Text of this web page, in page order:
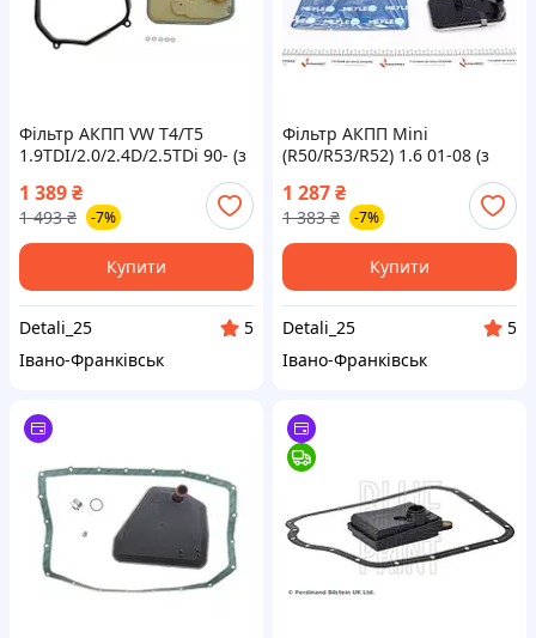
Фільтр АКПП VW T4/T5
1.9TDI/2.0/2.4D/2.5TDi 90- (з
прокладкою на 5 отворів)
HX147KIT Крос код V10-0384
1 389₴
1 493 ₴ -7%
Купити
Detali_25
5
Івано-Франківськ
Фільтр АКПП Mini
(R50/R53/R52) 1.6 01-08 (з
прокладкою) 3141370004/S
Крос код V20-0972
1 287₴
1 383 ₴ -7%
Купити
Detali_25
5
Івано-Франківськ